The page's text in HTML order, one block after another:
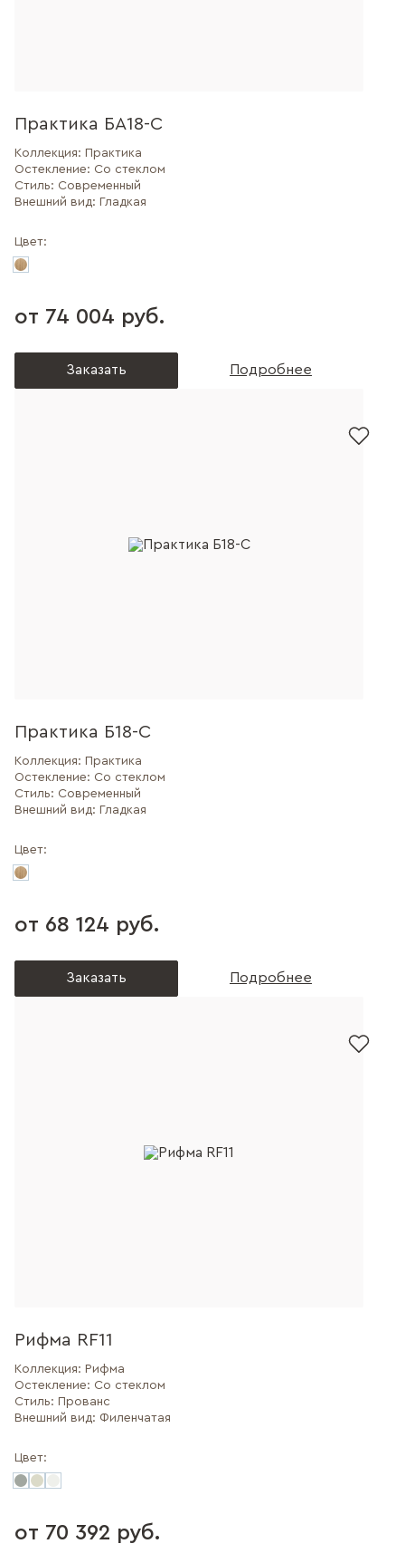
Практика БА18-С
Коллекция: Практика
Остекление: Со стеклом
Стиль: Современный
Внешний вид: Гладкая
Цвет:
от 74 004 руб.
Заказать Подробнее
Практика Б18-С
Коллекция: Практика
Остекление: Со стеклом
Стиль: Современный
Внешний вид: Гладкая
Цвет:
от 68 124 руб.
Заказать Подробнее
Рифма RF11
Коллекция: Рифма
Остекление: Со стеклом
Стиль: Прованс
Внешний вид: Филенчатая
Цвет:
от 70 392 руб.